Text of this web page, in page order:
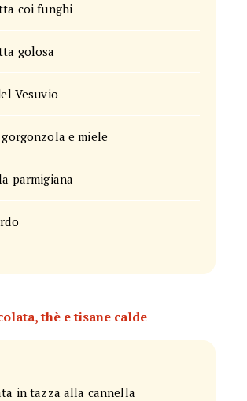
coi funghi
golosa
Vesuvio
e miele
parmigiana
thè e tisane calde
in tazza alla cannella